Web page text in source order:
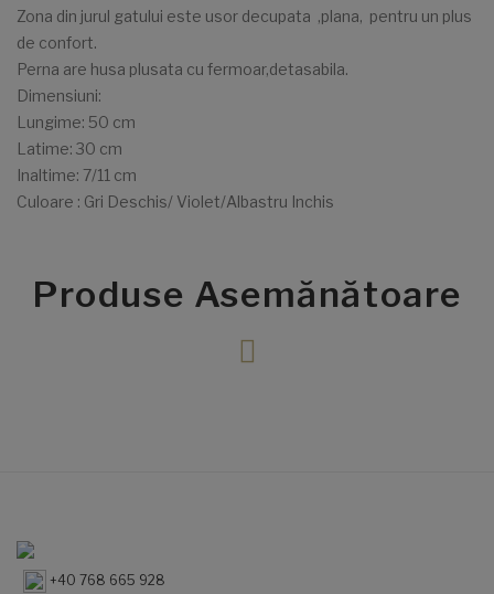
Zona din jurul gatului este usor decupata ,plana, pentru un plus
de confort.
Perna are husa plusata cu fermoar,detasabila.
Dimensiuni:
Lungime: 50 cm
Latime: 30 cm
Inaltime: 7/11 cm
Culoare : Gri Deschis/ Violet/Albastru Inchis
Produse Asemănătoare
+40 768 665 928